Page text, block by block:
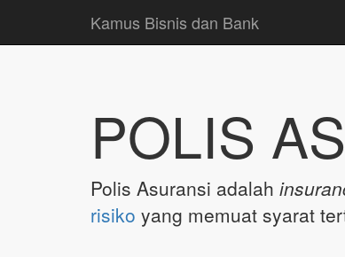
Kamus Bisnis dan Bank
POLIS
Polis Asuransi adalah
risiko yang memuat syarat